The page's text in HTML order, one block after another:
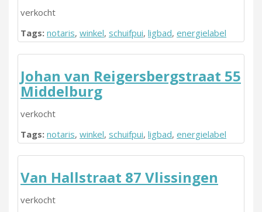
verkocht
Tags: notaris, winkel, schuifpui, ligbad, energielabel
Johan van Reigersbergstraat 55
Middelburg
verkocht
Tags: notaris, winkel, schuifpui, ligbad, energielabel
Van Hallstraat 87 Vlissingen
verkocht